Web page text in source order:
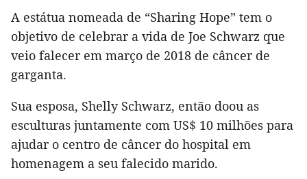
A estátua nomeada de “Sharing Hope” tem o
objetivo de celebrar a vida de Joe Schwarz que
veio falecer em março de 2018 de câncer de
garganta.
Sua esposa, Shelly Schwarz, então doou as
esculturas juntamente com US$ 10 milhões para
ajudar o centro de câncer do hospital em
homenagem a seu falecido marido.